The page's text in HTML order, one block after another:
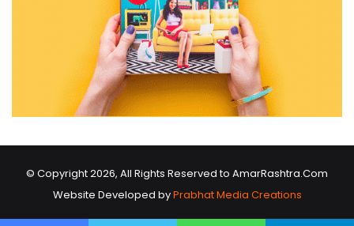
© Copyright 2026, All Rights Reserved to AmarRashtra.Com
Website Developed byPrabhat Media Creations